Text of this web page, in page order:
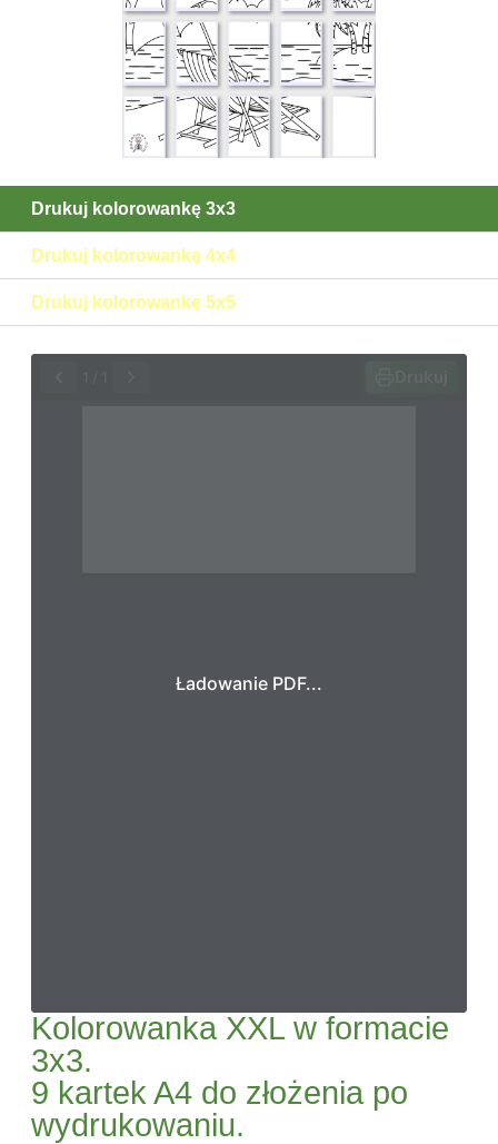
Drukuj kolorowankę 3x3
Drukuj kolorowankę 4x4
Drukuj kolorowankę 5x5
Ładowanie PDF...
Kolorowanka XXL w formacie
3x3.
9 kartek A4 do złożenia po
wydrukowaniu.